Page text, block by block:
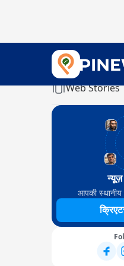
Home
Web Stories
न्यूज़
आपकी